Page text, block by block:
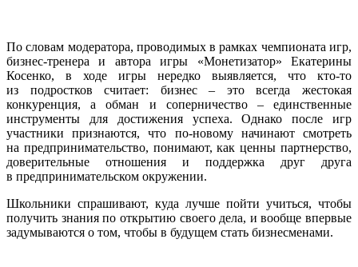
По словам модератора, проводимых в рамках чемпионата игр,
бизнес-тренера и автора игры «Монетизатор» Екатерины
Косенко, в ходе игры нередко выявляется, что кто-то
из подростков считает: бизнес – это всегда жестокая
конкуренция, а обман и соперничество – единственные
инструменты для достижения успеха. Однако после игр
участники признаются, что по-новому начинают смотреть
на предпринимательство, понимают, как ценны партнерство,
доверительные отношения и поддержка друг друга
в предпринимательском окружении.
Школьники спрашивают, куда лучше пойти учиться, чтобы
получить знания по открытию своего дела, и вообще впервые
задумываются о том, чтобы в будущем стать бизнесменами.